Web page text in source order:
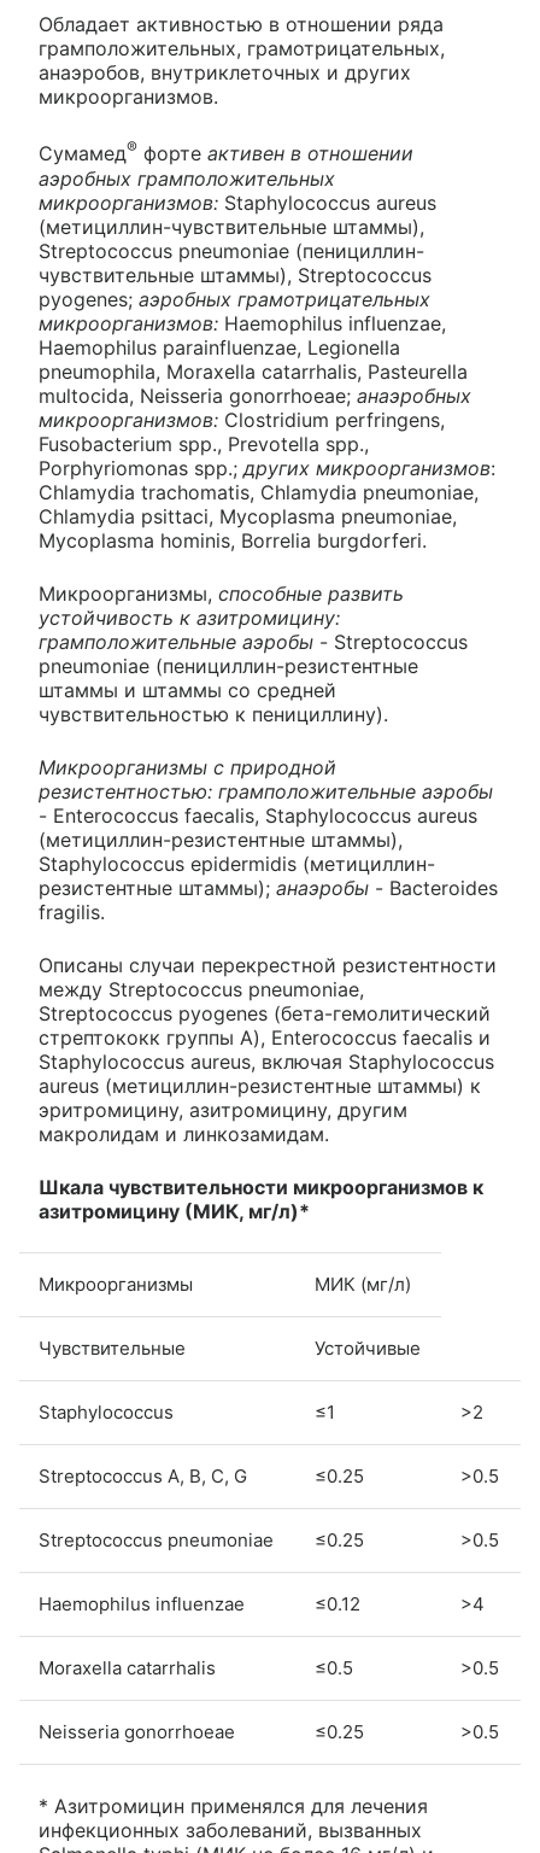
Обладает активностью в отношении ряда
грамположительных, грамотрицательных,
анаэробов, внутриклеточных и других
микроорганизмов.
Сумамед® форте активен в отношении
аэробных грамположительных
микроорганизмов: Staphylococcus aureus
(метициллин-чувствительные штаммы),
Streptococcus pneumoniae (пенициллин-
чувствительные штаммы), Streptococcus
pyogenes; аэробных грамотрицательных
микроорганизмов: Haemophilus influenzae,
Haemophilus parainfluenzae, Legionella
pneumophila, Moraxella catarrhalis, Pasteurella
multocida, Neisseria gonorrhoeae; анаэробных
микроорганизмов: Clostridium perfringens,
Fusobacterium spp., Prevotella spp.,
Porphyriomonas spp.; других микроорганизмов:
Chlamydia trachomatis, Chlamydia pneumoniae,
Chlamydia psittaci, Mycoplasma pneumoniae,
Mycoplasma hominis, Borrelia burgdorferi.
Микроорганизмы, способные развить
устойчивость к азитромицину:
грамположительные аэробы - Streptococcus
pneumoniae (пенициллин-резистентные
штаммы и штаммы со средней
чувствительностью к пенициллину).
Микроорганизмы с природной
резистентностью: грамположительные аэробы
- Enterococcus faecalis, Staphylococcus aureus
(метициллин-резистентные штаммы),
Staphylococcus epidermidis (метициллин-
резистентные штаммы); анаэробы - Bacteroides
fragilis.
Описаны случаи перекрестной резистентности
между Streptococcus pneumoniae,
Streptococcus pyogenes (бета-гемолитический
стрептококк группы А), Enterococcus faecalis и
Staphylococcus aureus, включая Staphylococcus
aureus (метициллин-резистентные штаммы) к
эритромицину, азитромицину, другим
макролидам и линкозамидам.
Шкала чувствительности микроорганизмов к
азитромицину (МИК, мг/л)*
Микроорганизмы МИК (мг/л)
Чувствительные Устойчивые
Staphylococcus ≤1 >2
Streptococcus А, В, С, G ≤0.25 >0.5
Streptococcus pneumoniae ≤0.25 >0.5
Haemophilus influenzae ≤0.12 >4
Moraxella catarrhalis ≤0.5 >0.5
Neisseria gonorrhoeae ≤0.25 >0.5
* Азитромицин применялся для лечения
инфекционных заболеваний, вызванных